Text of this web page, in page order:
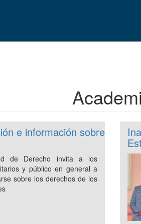
e información sobre
de Derecho invita a los
y público en general a
sobre los derechos de los